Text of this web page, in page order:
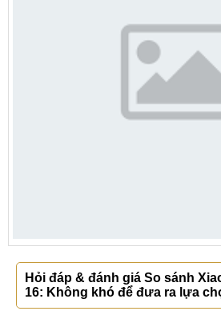
Hỏi đáp & đánh giá So sánh
16: Không khó để đưa ra lựa